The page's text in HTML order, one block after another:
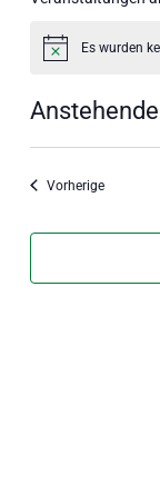
HinweisEs wurden
Anstehende
Vorherige